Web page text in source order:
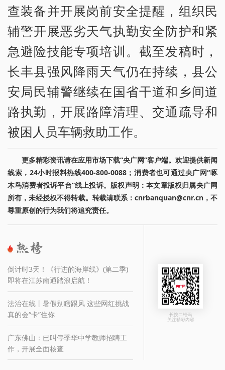
查装备并开展岗前安全提醒，组织民
辅警开展恶劣天气执勤安全防护和紧
急避险技能专项培训。截至发稿时，
长丰县强风降雨天气仍在持续，县公
安局民辅警继续在国省干道和乡间道
路执勤，开展路障清理、交通疏导和
被困人员车辆救助工作。
更多精彩资讯请在应用市场下载“央广网”客户端。欢迎提供新闻
线索，24小时报料热线400-800-0088；消费者也可通过央广网“啄
木鸟消费者投诉平台”线上投诉。版权声明：本文章版权归属央广网
所有，未经授权不得转载。转载请联系：cnrbanquan@cnr.cn，不
尊重原创的行为我们将追究责任。
倒计时3天！《行进的海岸线》(第二季)
即将在江苏南通踏浪启航！
法治在线丨暑假别瞎跟风 这些网红挑战
真的会“卡”住你
广东佛山：已叫停季华中学教师招聘工
作，开展全面核查
长按二维码
关注精彩内容